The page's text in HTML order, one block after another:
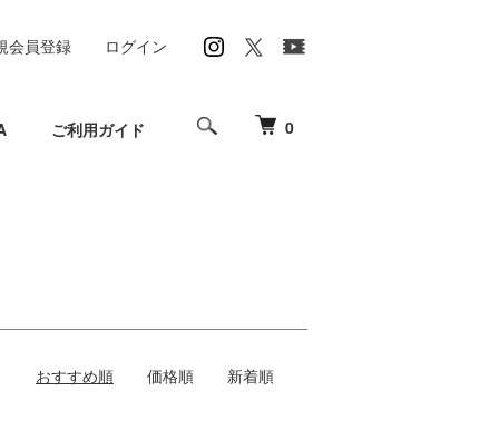
0
ご利用ガイド
会員登録 ログイン
おすすめ順 価格順 新着順